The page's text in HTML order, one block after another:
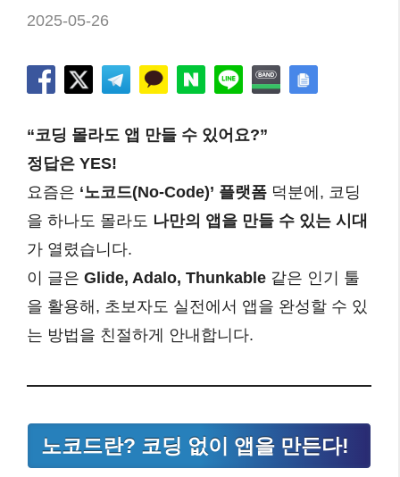
2025-05-26
“코딩 몰라도 앱 만들 수 있어요?”
정답은 YES!
요즘은 ‘노코드(No-Code)’ 플랫폼 덕분에, 코딩
을 하나도 몰라도 나만의 앱을 만들 수 있는 시대
가 열렸습니다.
이 글은 Glide, Adalo, Thunkable 같은 인기 툴
을 활용해, 초보자도 실전에서 앱을 완성할 수 있
는 방법을 친절하게 안내합니다.
노코드란? 코딩 없이 앱을 만든다!